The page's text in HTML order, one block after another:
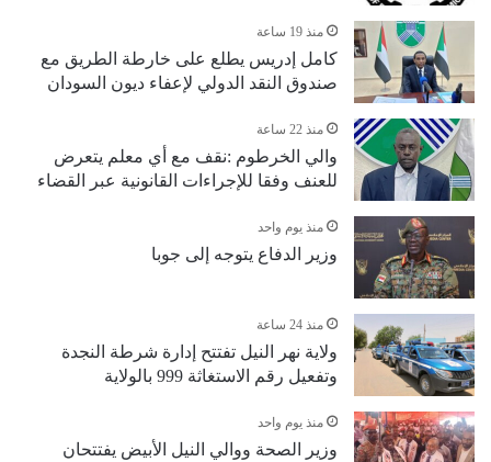
منذ 19 ساعة
كامل إدريس يطلع على خارطة الطريق مع
صندوق النقد الدولي لإعفاء ديون السودان
منذ 22 ساعة
والي الخرطوم :نقف مع أي معلم يتعرض
للعنف وفقا للإجراءات القانونية عبر القضاء
منذ يوم واحد
وزير الدفاع يتوجه إلى جوبا
منذ 24 ساعة
ولاية نهر النيل تفتتح إدارة شرطة النجدة
وتفعيل رقم الاستغاثة 999 بالولاية
منذ يوم واحد
وزير الصحة ووالي النيل الأبيض يفتتحان